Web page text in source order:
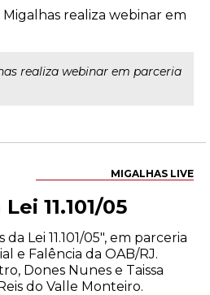
realiza webinar em
realiza webinar em parceria
MIGALHAS LIVE
11.101/05
Lei 11.101/05", em parceria
e Falência da OAB/RJ.
Dones Nunes e Taissa
do Valle Monteiro.